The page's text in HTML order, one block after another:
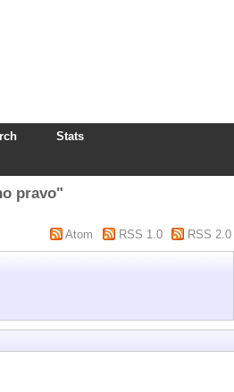
Stats
pravo"
Atom RSS 1.0 RSS 2.0